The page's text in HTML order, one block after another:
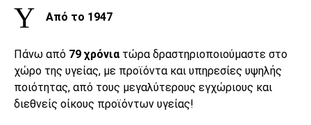
Από το 1947
Πάνω από 79 χρόνια τώρα δραστηριοποιούμαστε στο
χώρο της υγείας, με προϊόντα και υπηρεσίες υψηλής
ποιότητας, από τους μεγαλύτερους εγχώριους και
διεθνείς οίκους προϊόντων υγείας!